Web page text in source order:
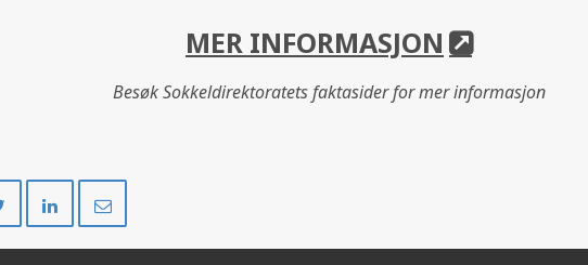
MER INFORMASJON
Besøk Sokkeldirektoratets faktasider for mer informasjon
på
på